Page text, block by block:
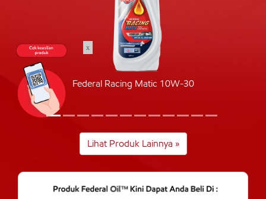
Federal Racing Matic 10W-30
Lihat Produk Lainnya »
x